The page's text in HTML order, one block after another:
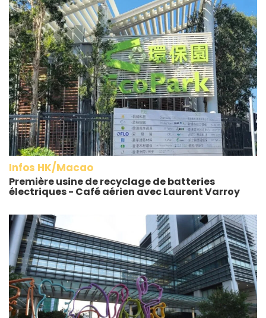
Infos HK/Macao
Première usine de recyclage de batteries
électriques - Café aérien avec Laurent Varroy